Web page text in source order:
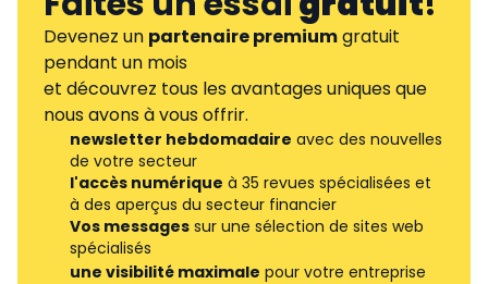
Devenez un partenaire premiumgratuit
pendant un mois
et découvrez tous les avantages uniques que
nous avons à vous offrir.
newsletter hebdomadaire avec des nouvelles
de votre secteur
l'accès numérique à 35 revues spécialisées et
à des aperçus du secteur financier
Vos messages sur une sélection de sites web
spécialisés
une visibilité maximale pour votre entreprise